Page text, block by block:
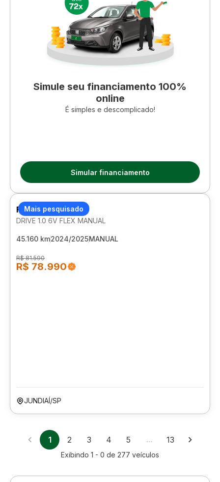
Simule seu financiamento 100%
online
É simples e descomplicado!
Simular financiamento
Mais pesquisado
FIAT CRONOS
DRIVE 1.0 6V FLEX MANUAL
45.160 km2024/2025MANUAL
R$ 81.590
R$ 78.990
JUNDIAÍ/SP
1 2 3 4 5 … 13
Exibindo 1 - 0 de 277 veículos